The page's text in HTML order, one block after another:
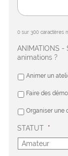
0 sur 300 caractères
ANIMATIONS
animations ?
Animer un
Faire des
Organiser une
STATUT *